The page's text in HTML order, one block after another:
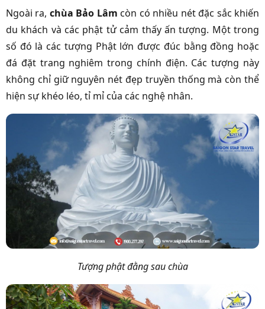
Ngoài ra, chùa Bảo Lâm còn có nhiều nét đặc sắc khiến
du khách và các phật tử cảm thấy ấn tượng. Một trong
số đó là các tượng Phật lớn được đúc bằng đồng hoặc
đá đặt trang nghiêm trong chính điện. Các tượng này
không chỉ giữ nguyên nét đẹp truyền thống mà còn thể
hiện sự khéo léo, tỉ mỉ của các nghệ nhân.
Tượng phật đằng sau chùa